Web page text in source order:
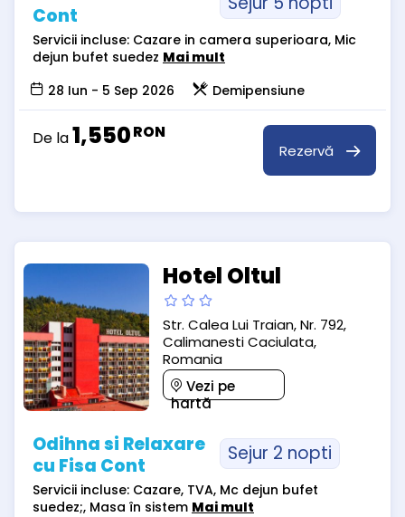
Cont
Servicii incluse: Cazare in camera superioara, Mic
dejun bufet suedez Mai mult
28 Iun - 5 Sep 2026
Demipensiune
De la1,550RON
Rezervă
Hotel Oltul
Str. Calea Lui Traian, Nr. 792,
Calimanesti Caciulata,
Romania
Vezi pe
hartă
Odihna si Relaxare
cu Fisa Cont
Sejur 2 nopti
Servicii incluse: Cazare, TVA, Mc dejun bufet
suedez;, Masa în sistem Mai mult